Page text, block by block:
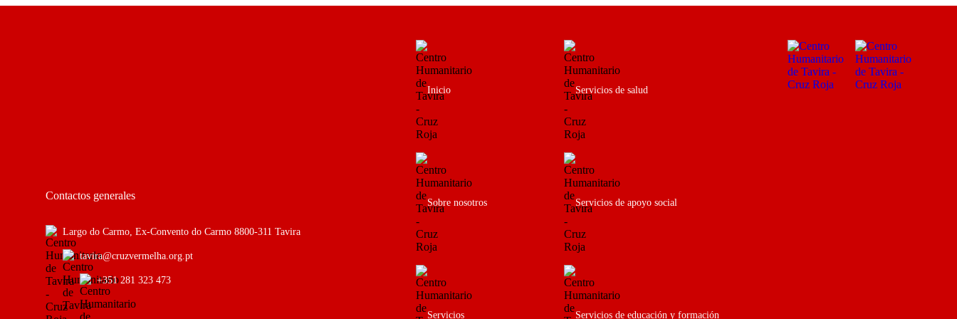
Contactos generales
Largo do Carmo, Ex-Convento do Carmo 8800-311 Tavira
tavira@cruzvermelha.org.pt
+351 281 323 473
Inicio
Sobre nosotros
Servicios
Servicios de salud
Servicios de apoyo social
Servicios de educación y formación